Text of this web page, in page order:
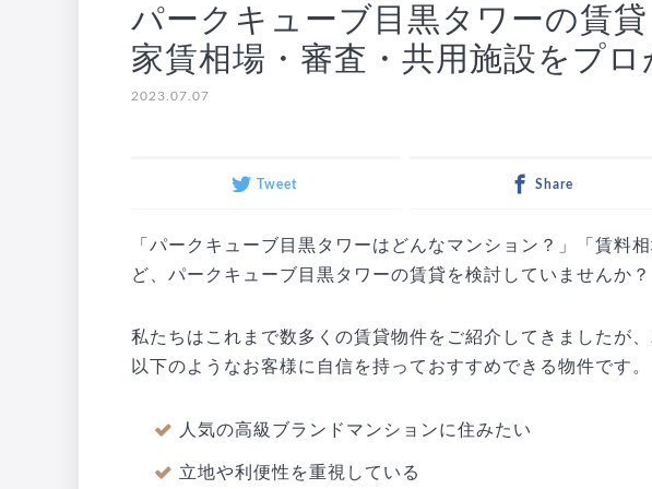
パークキューブ目黒タワーの賃貸
家賃相場・審査・共用施設をプロ
2023.07.07
Tweet Share
「パークキューブ目黒タワーはどんなマンション？」「賃料
ど、パークキューブ目黒タワーの賃貸を検討していませんか？
私たちはこれまで数多くの賃貸物件をご紹介してきましたが
以下のようなお客様に自信を持っておすすめできる物件です。
人気の高級ブランドマンションに住みたい
立地や利便性を重視している